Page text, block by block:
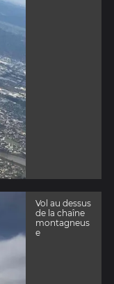
Vol au dessus
de la chaîne
montagneus
e